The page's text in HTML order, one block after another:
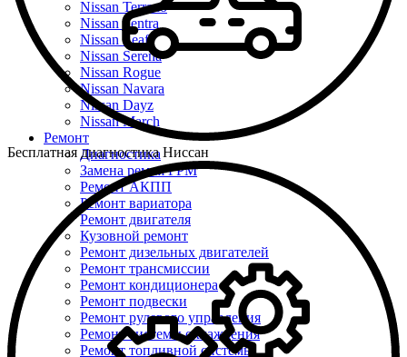
Nissan Terrano
Nissan Sentra
Nissan Leaf
Nissan Serena
Nissan Rogue
Nissan Navara
Nissan Dayz
Nissan March
Ремонт
Диагностика
Замена ремня ГРМ
Ремонт АКПП
Ремонт вариатора
Ремонт двигателя
Кузовной ремонт
Ремонт дизельных двигателей
Ремонт трансмиссии
Ремонт кондиционера
Ремонт подвески
Ремонт рулевого управления
Ремонт системы охлаждения
Ремонт топливной системы
Бесплатная диагностика Ниссан